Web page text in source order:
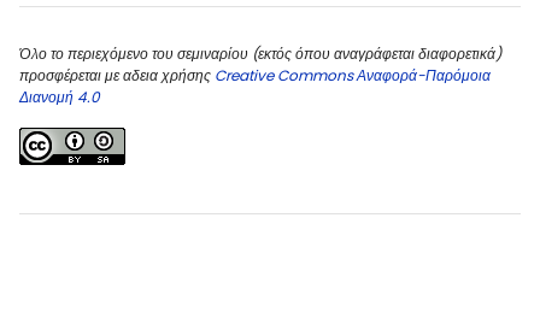
Όλο το περιεχόμενο του σεμιναρίου (εκτός όπου αναγράφεται διαφορετικά)
προσφέρεται με αδεια χρήσης Creative Commons Αναφορά-Παρόμοια
Διανομή 4.0